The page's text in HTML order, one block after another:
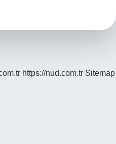
https://nud.com.tr Sitemap